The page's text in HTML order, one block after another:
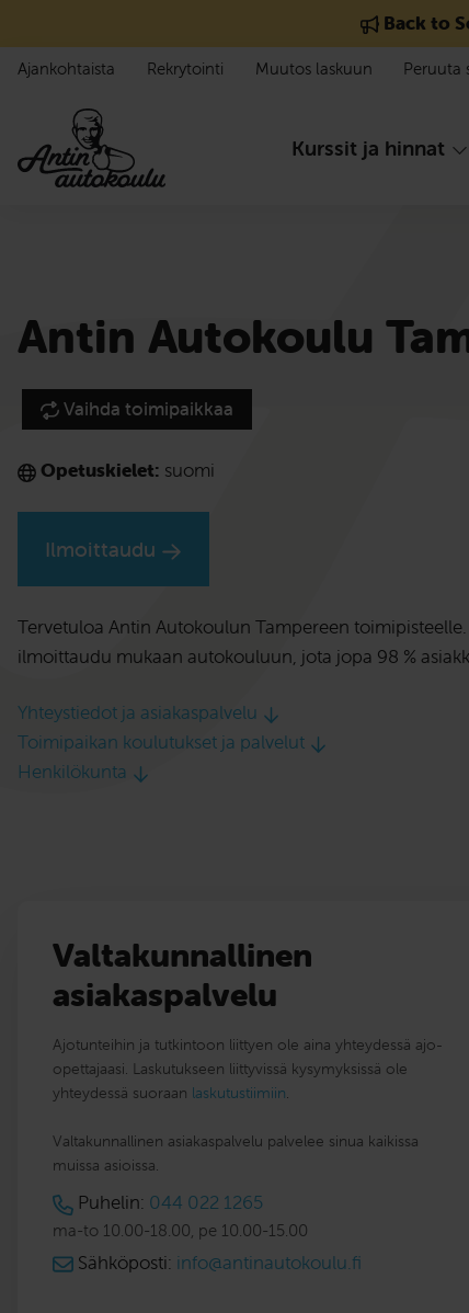
Back to
Kurssit ja hinnat
Ajankohtaista Rekrytointi Muutos laskuun Peruuta
Antin Autokoulu
Vaihda toimipaikkaa
Opetuskielet: suomi
Ilmoittaudu
Tervetuloa Antin Autokoulun Tampereen
ilmoittaudu mukaan autokouluun, jota jopa 98 %
Yhteystiedot ja asiakaspalvelu
Toimipaikan koulutukset ja palvelut
Henkilökunta
Valtakunnallinen
asiakaspalvelu
Ajotunteihin ja tutkintoon liittyen ole aina yhteydessä ajo-
opettajaasi. Laskutukseen liittyvissä kysymyksissä ole
yhteydessä suoraan laskutustiimiin.
Valtakunnallinen asiakaspalvelu palvelee sinua kaikissa
muissa asioissa.
Puhelin: 044 022 1265
ma-to 10.00-18.00, pe 10.00-15.00
Sähköposti: info@antinautokoulu.fi